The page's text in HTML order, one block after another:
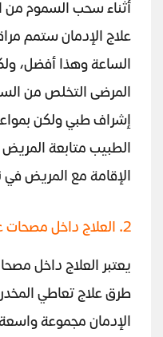
أثناء سحب السموم
علاج الإدمان ستمم
الساعة وهذا أفضل،
المرضى التخلص من
إشراف طبي ولكن
الطبيب متابعة المريض
الإقامة مع المريض
2. العلاج داخل مصحات علاج الإدمان
يعتبر العلاج داخل
طرق علاج تعاطي
الإدمان مجموعة